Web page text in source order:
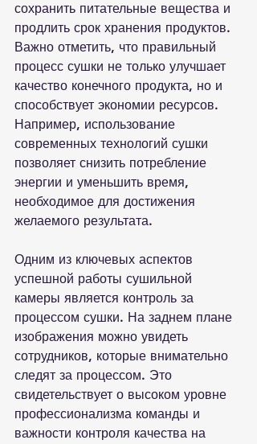
сохранить питательные вещества и
продлить срок хранения продуктов.
Важно отметить, что правильный
процесс сушки не только улучшает
качество конечного продукта, но и
способствует экономии ресурсов.
Например, использование
современных технологий сушки
позволяет снизить потребление
энергии и уменьшить время,
необходимое для достижения
желаемого результата.
Одним из ключевых аспектов
успешной работы сушильной
камеры является контроль за
процессом сушки. На заднем плане
изображения можно увидеть
сотрудников, которые внимательно
следят за процессом. Это
свидетельствует о высоком уровне
профессионализма команды и
важности контроля качества на